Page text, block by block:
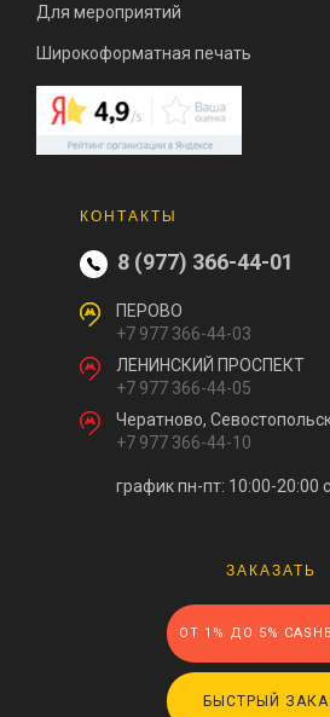
Для мероприятий
Широкоформатная печать
КОНТАКТЫ
8 (977) 366-44-01
ПЕРОВО
+7 977 366-44-03
ЛЕНИНСКИЙ ПРОСПЕКТ
+7 977 366-44-05
Чератново,
+7 977 366-44-10
график пн-пт: 10:00-20:00
ЗАКАЗАТЬ
ОТ 1% ДО 5%
БЫСТРЫЙ